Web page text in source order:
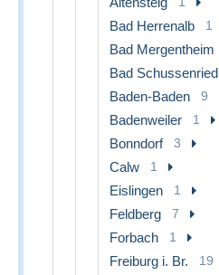
Bad Herrenalb 1
Bad Mergentheim
Bad Schussenried
Baden-Baden 9
Badenweiler 1
Bonndorf 3
Calw 1
Eislingen 1
Feldberg 7
Forbach 1
Freiburg i. Br. 19